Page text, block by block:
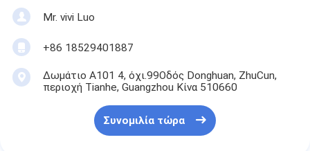
Mr. vivi Luo
+86 18529401887
Δωμάτιο Α101 4, όχι.99Οδός Donghuan, ZhuCun,
περιοχή Tianhe, Guangzhou Κίνα 510660
Συνομιλία τώρα